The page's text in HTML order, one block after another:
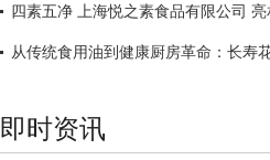
即时资讯